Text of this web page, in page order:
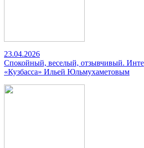
23.04.2026
Спокойный, веселый, отзывчивый.
«Кузбасса» Ильей Юльмухаметовым